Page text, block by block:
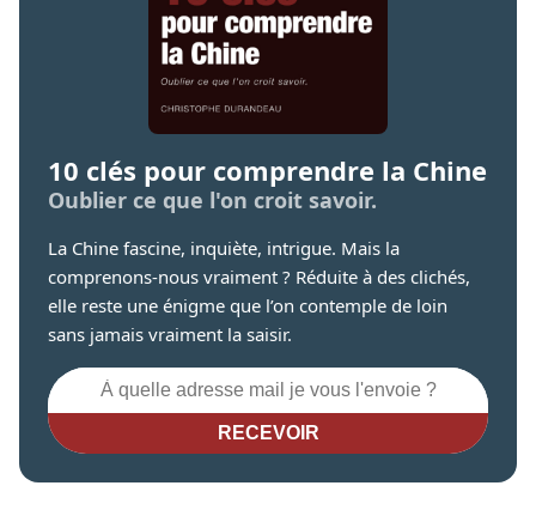
10 clés pour comprendre la Chine
Oublier ce que l'on croit savoir.
La Chine fascine, inquiète, intrigue. Mais la
comprenons-nous vraiment ? Réduite à des clichés,
elle reste une énigme que l’on contemple de loin
sans jamais vraiment la saisir.
RECEVOIR